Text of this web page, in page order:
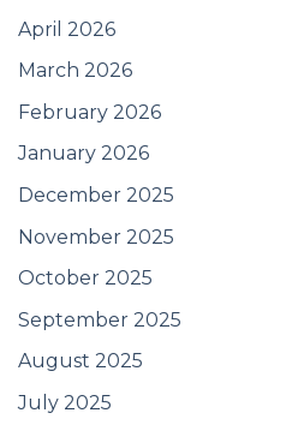
April 2026
March 2026
February 2026
January 2026
December 2025
November 2025
October 2025
September 2025
August 2025
July 2025